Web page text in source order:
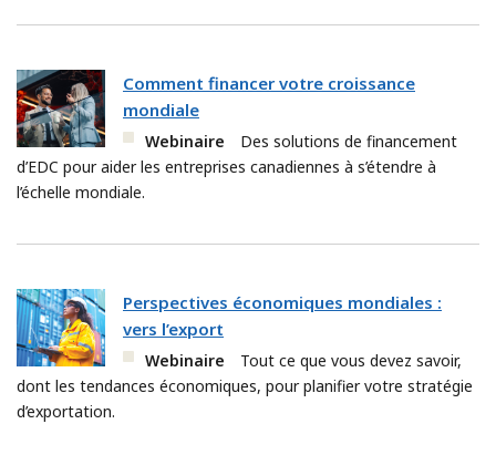
Comment financer votre croissance
mondiale
Webinaire
Des solutions de financement
d’EDC pour aider les entreprises canadiennes à s’étendre à
l’échelle mondiale.
Perspectives économiques mondiales :
vers l’export
Webinaire
Tout ce que vous devez savoir,
dont les tendances économiques, pour planifier votre stratégie
d’exportation.